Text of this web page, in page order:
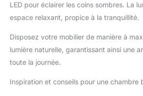
LED pour éclairer les coins sombres. La
espace relaxant, propice à la tranquillité.
Disposez votre mobilier de manière à
lumière naturelle, garantissant ainsi une
toute la journée.
Inspiration et conseils pour une chambre